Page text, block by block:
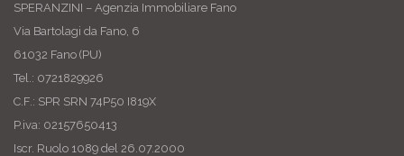
SPERANZINI – Agenzia Immobiliare Fano
Via Bartolagi da Fano, 6
61032 Fano (PU)
Tel.: 0721829926
C.F.: SPR SRN 74P50 I819X
P.iva: 02157650413
Iscr. Ruolo 1089 del 26.07.2000